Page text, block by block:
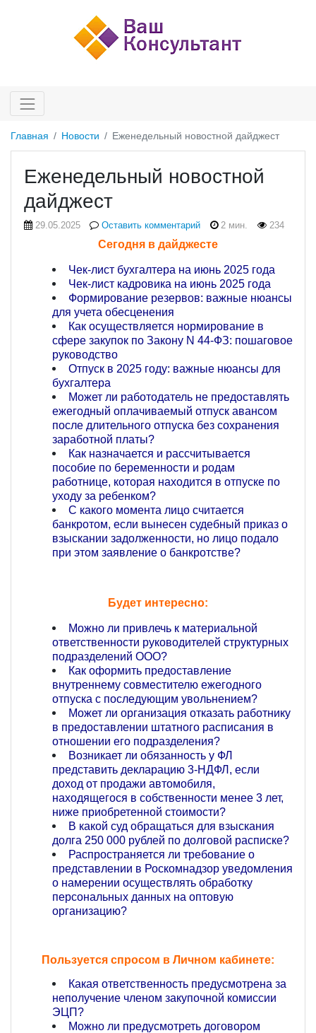
Главная Новости Еженедельный новостной дайджест
Еженедельный новостной
дайджест
29.05.2025 Оставить комментарий 2 мин. 234
Сегодня в дайджесте
Чек-лист бухгалтера на июнь 2025 года
Чек-лист кадровика на июнь 2025 года
Формирование резервов: важные нюансы
для учета обесценения
Как осуществляется нормирование в
сфере закупок по Закону N 44-ФЗ: пошаговое
руководство
Отпуск в 2025 году: важные нюансы для
бухгалтера
Может ли работодатель не предоставлять
ежегодный оплачиваемый отпуск авансом
после длительного отпуска без сохранения
заработной платы?
Как назначается и рассчитывается
пособие по беременности и родам
работнице, которая находится в отпуске по
уходу за ребенком?
С какого момента лицо считается
банкротом, если вынесен судебный приказ о
взыскании задолженности, но лицо подало
при этом заявление о банкротстве?
Будет интересно:
Можно ли привлечь к материальной
ответственности руководителей структурных
подразделений ООО?
Как оформить предоставление
внутреннему совместителю ежегодного
отпуска с последующим увольнением?
Может ли организация отказать работнику
в предоставлении штатного расписания в
отношении его подразделения?
Возникает ли обязанность у ФЛ
представить декларацию 3-НДФЛ, если
доход от продажи автомобиля,
находящегося в собственности менее 3 лет,
ниже приобретенной стоимости?
В какой суд обращаться для взыскания
долга 250 000 рублей по долговой расписке?
Распространяется ли требование о
представлении в Роскомнадзор уведомления
о намерении осуществлять обработку
персональных данных на оптовую
организацию?
Пользуется спросом в Личном кабинете:
Какая ответственность предусмотрена за
неполучение членом закупочной комиссии
ЭЦП?
Можно ли предусмотреть договором